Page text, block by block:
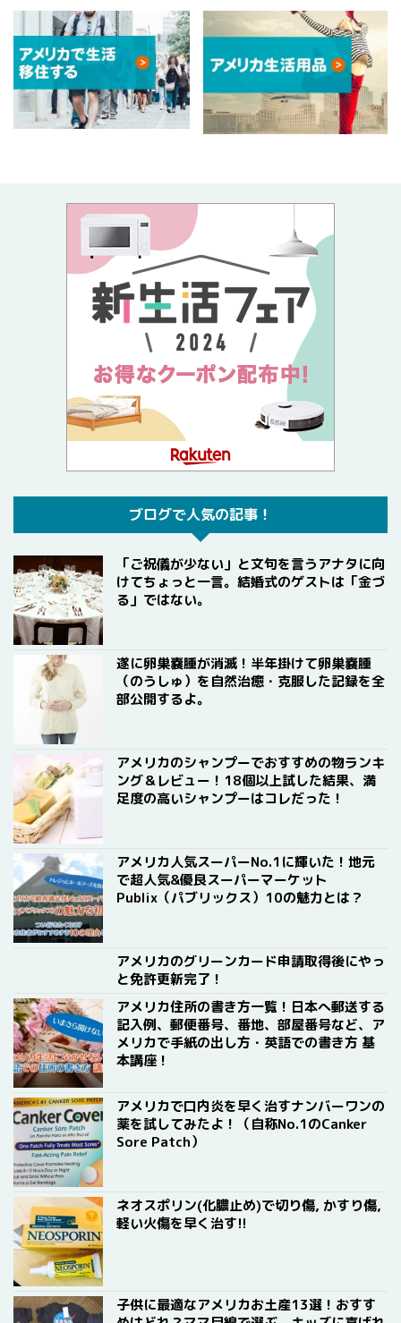
ブログで人気の記事！
「ご祝儀が少ない」と文句を言うアナタに向
けてちょっと一言。結婚式のゲストは「金づ
る」ではない。
遂に卵巣嚢腫が消滅！半年掛けて卵巣嚢腫
（のうしゅ）を自然治癒・克服した記録を全
部公開するよ。
アメリカのシャンプーでおすすめの物ランキ
ング＆レビュー！18個以上試した結果、満
足度の高いシャンプーはコレだった！
アメリカ人気スーパーNo.1に輝いた！地元
で超人気&優良スーパーマーケット
Publix（パブリックス）10の魅力とは？
アメリカのグリーンカード申請取得後にやっ
と免許更新完了！
アメリカ住所の書き方一覧！日本へ郵送する
記入例、郵便番号、番地、部屋番号など、ア
メリカで手紙の出し方・英語での書き方 基
本講座！
アメリカで口内炎を早く治すナンバーワンの
薬を試してみたよ！（自称No.1のCanker
Sore Patch）
ネオスポリン(化膿止め)で切り傷, かすり傷,
軽い火傷を早く治す!!
子供に最適なアメリカお土産13選！おすす